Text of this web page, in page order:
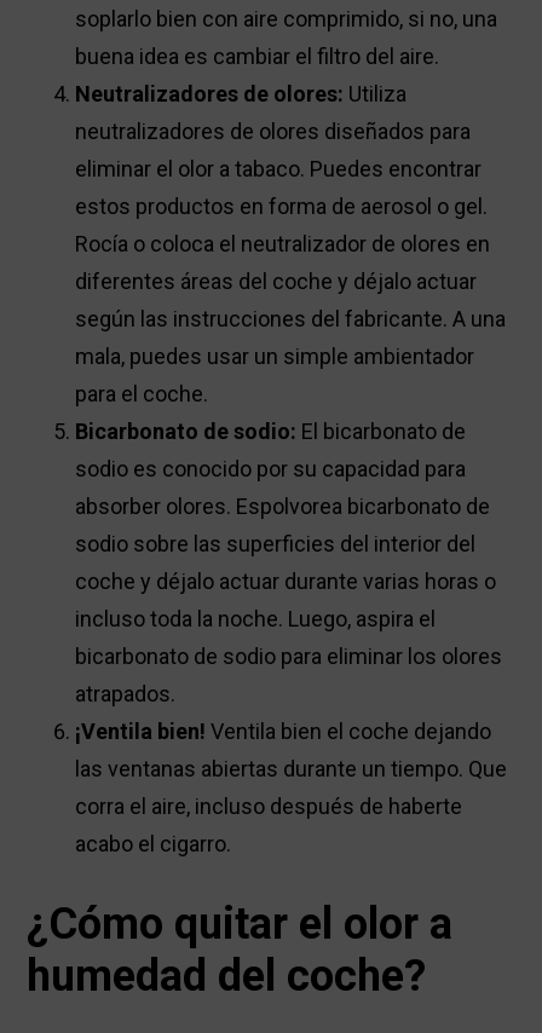
soplarlo bien con aire comprimido, si no, una
buena idea es cambiar el filtro del aire.
Neutralizadores de olores: Utiliza
neutralizadores de olores diseñados para
eliminar el olor a tabaco. Puedes encontrar
estos productos en forma de aerosol o gel.
Rocía o coloca el neutralizador de olores en
diferentes áreas del coche y déjalo actuar
según las instrucciones del fabricante. A una
mala, puedes usar un simple ambientador
para el coche.
Bicarbonato de sodio: El bicarbonato de
sodio es conocido por su capacidad para
absorber olores. Espolvorea bicarbonato de
sodio sobre las superficies del interior del
coche y déjalo actuar durante varias horas o
incluso toda la noche. Luego, aspira el
bicarbonato de sodio para eliminar los olores
atrapados.
¡Ventila bien! Ventila bien el coche dejando
las ventanas abiertas durante un tiempo. Que
corra el aire, incluso después de haberte
acabo el cigarro.
¿Cómo quitar el olor a
humedad del coche?